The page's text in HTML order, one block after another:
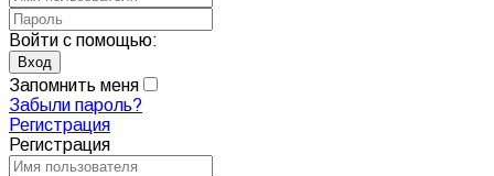
Войти с помощью:
Запомнить меня
Забыли пароль?
Регистрация
Регистрация